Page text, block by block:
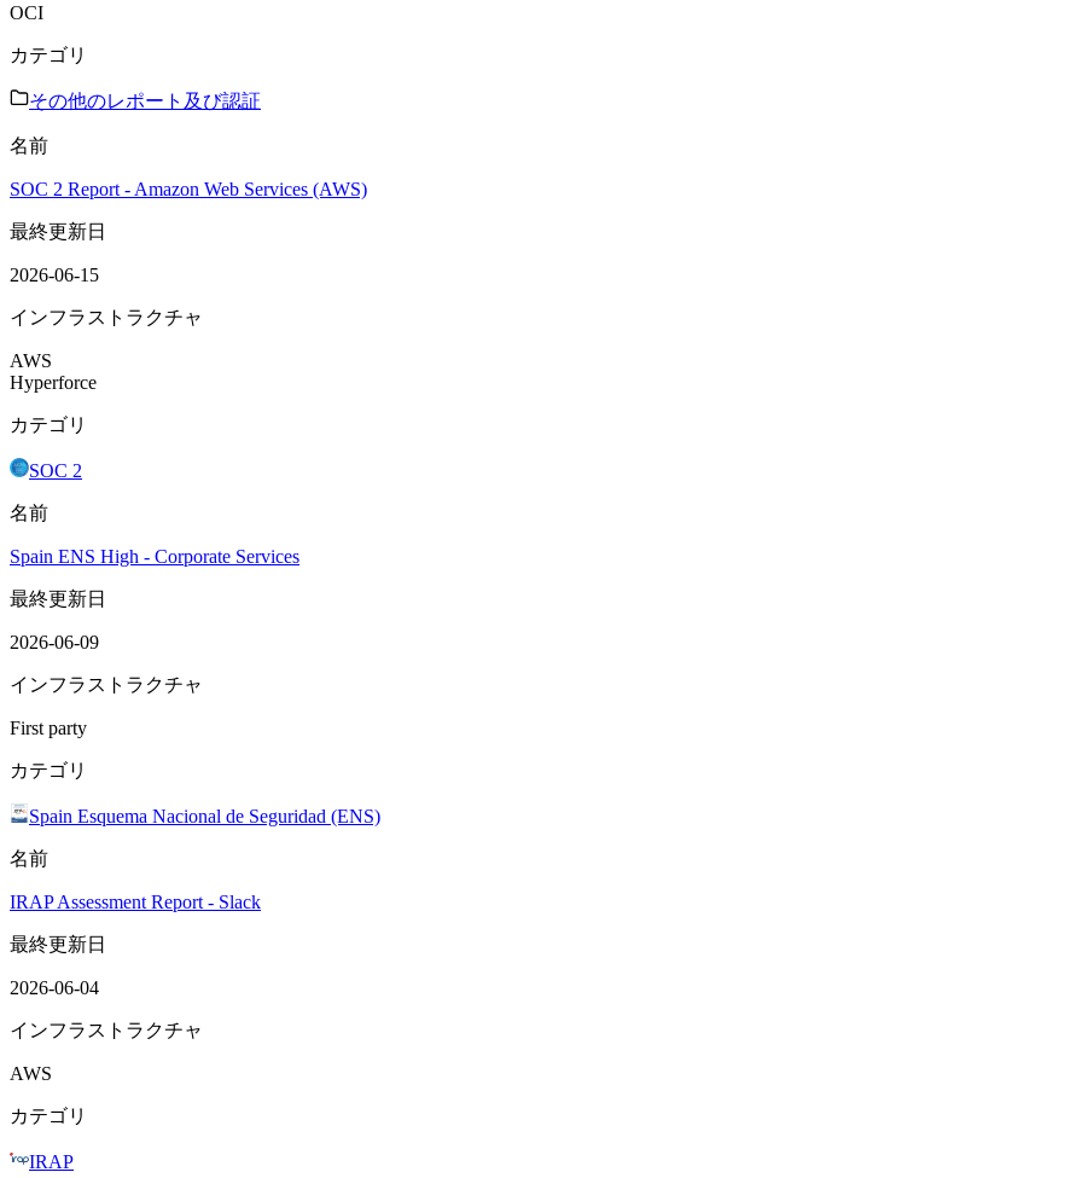
OCI
カテゴリ
その他のレポート及び認証
名前
SOC 2 Report - Amazon Web Services (AWS)
最終更新日
2026-06-15
インフラストラクチャ
AWS
Hyperforce
カテゴリ
SOC 2
名前
Spain ENS High - Corporate Services
最終更新日
2026-06-09
インフラストラクチャ
First party
カテゴリ
Spain Esquema Nacional de Seguridad (ENS)
名前
IRAP Assessment Report - Slack
最終更新日
2026-06-04
インフラストラクチャ
AWS
カテゴリ
IRAP